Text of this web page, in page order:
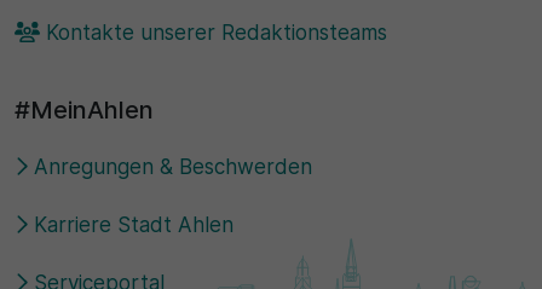
Kontakte unserer Redaktionsteams
#MeinAhlen
Anregungen & Beschwerden
Karriere Stadt Ahlen
Serviceportal